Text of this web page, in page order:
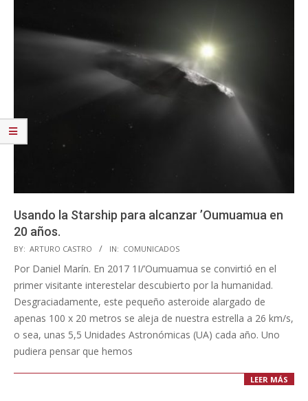
Usando la Starship para alcanzar ’Oumuamua en
20 años.
2023-
07-
20
BY: ARTURO CASTRO IN: COMUNICADOS
Por Daniel Marín. En 2017 1I/’Oumuamua se convirtió en el
primer visitante interestelar descubierto por la humanidad.
Desgraciadamente, este pequeño asteroide alargado de
apenas 100 x 20 metros se aleja de nuestra estrella a 26 km/s,
o sea, unas 5,5 Unidades Astronómicas (UA) cada año. Uno
pudiera pensar que hemos
LEER MÁS